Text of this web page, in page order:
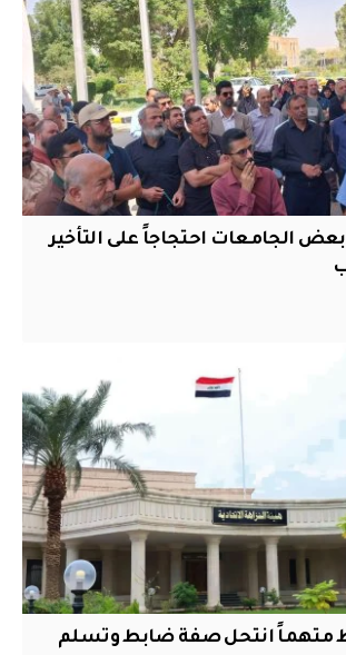
الجامعات احتجاجاً على التأخير
متهماً انتحل صفة ضابط وتسلم